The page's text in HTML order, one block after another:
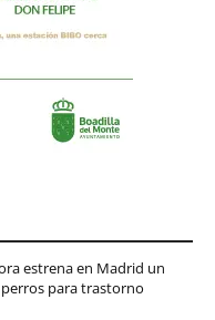
estrena en Madrid un
para trastorno